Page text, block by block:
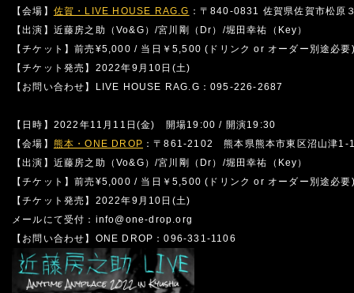
【会場】 佐賀・LIVE HOUSE RAG.G ：〒840-0831 佐賀県佐賀市松原
【出演】近藤房之助（Vo&G）/宮川剛（Dr）/堀田幸祐（Key）
【チケット】前売¥5,000 / 当日￥5,500 (ドリンク or オーダー別途必要
【チケット発売】2022年9月10日(土)
【お問い合わせ】LIVE HOUSE RAG.G：095-226-2687
【日時】2022年11月11日(金) 開場19:00 / 開演19:30
【会場】 熊本・ONE DROP ：〒861-2102 熊本県熊本市東区沼山津1-
【出演】近藤房之助（Vo&G）/宮川剛（Dr）/堀田幸祐（Key）
【チケット】前売¥5,000 / 当日￥5,500 (ドリンク or オーダー別途必要
【チケット発売】2022年9月10日(土)
メールにて受付：info@one-drop.org
【お問い合わせ】ONE DROP：096-331-1106